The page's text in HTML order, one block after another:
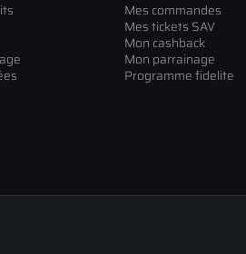
Mes commandes
Mes tickets SAV
Mon cashback
Mon parrainage
Programme fidelite